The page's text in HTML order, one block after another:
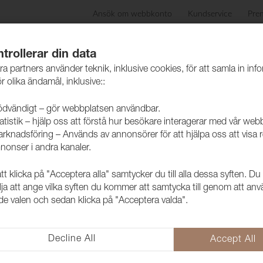
Ansök om webbkonto Kundservice
Produkter Skötselråd
Konstläder
2133010
NYX passar dig som letar
flexibiliteten och valet av
både inomhus och
din data
partners använder teknik, inklusive cookies, för att samla in
olika ändamål, inklusive::
– gör webbplatsen användbar.
– hjälp oss att förstå hur besökare interagerar med vår
– Används av annonsörer för att hjälpa oss att visa
i andra kanaler.
klicka på "Acceptera alla" samtycker du till alla dessa syften. Du
att ange vilka syften du kommer att samtycka till genom att
valen och sedan klicka på "Acceptera valda".
Decline All Accept All